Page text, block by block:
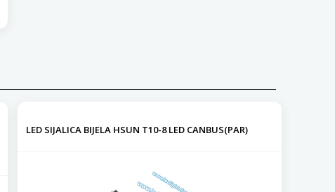
LED SIJALICA BIJELA HSUN T10-8 LED CANBUS(PAR)